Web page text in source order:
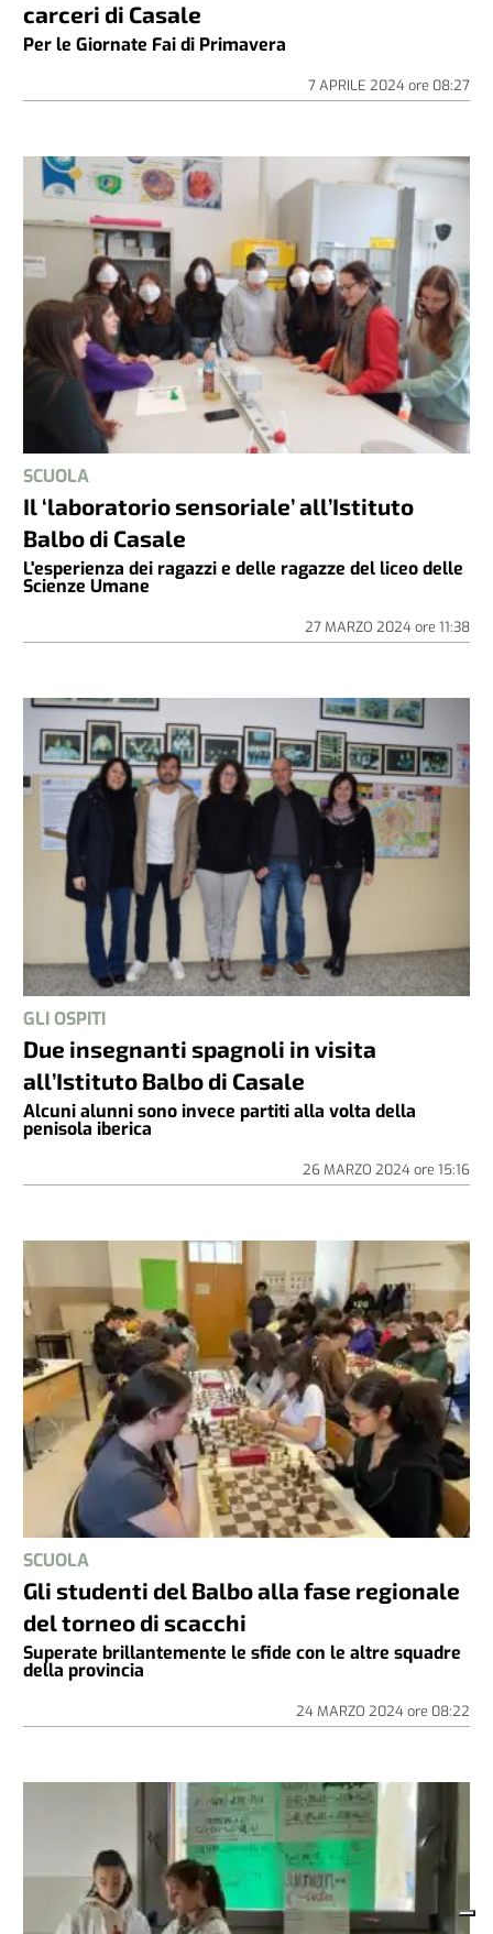
carceri di Casale
Per le Giornate Fai di Primavera
7 APRILE 2024ore 08:27
SCUOLA
Il ‘laboratorio sensoriale’ all’Istituto
Balbo di Casale
L'esperienza dei ragazzi e delle ragazze del liceo delle
Scienze Umane
27 MARZO 2024ore 11:38
GLI OSPITI
Due insegnanti spagnoli in visita
all’Istituto Balbo di Casale
Alcuni alunni sono invece partiti alla volta della
penisola iberica
26 MARZO 2024ore 15:16
SCUOLA
Gli studenti del Balbo alla fase regionale
del torneo di scacchi
Superate brillantemente le sfide con le altre squadre
della provincia
24 MARZO 2024ore 08:22